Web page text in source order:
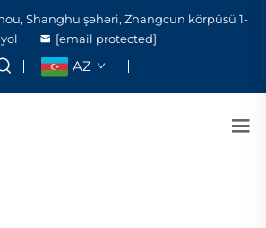
Shanghu şəhəri, Zhangcun körpüsü 1-
[email protected]
AZ